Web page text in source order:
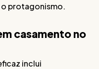
o protagonismo.
casamento no
inclui